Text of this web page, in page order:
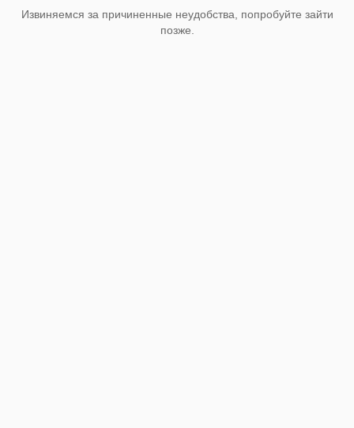
Извиняемся за причиненные неудобства, попробуйте зайти
позже.